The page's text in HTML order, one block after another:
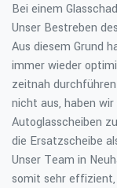
Bei einem
Unser Bestreben
Aus diesem Grund
immer wieder
zeitnah
nicht aus, haben
Autoglasscheiben
die Ersatzscheibe
Unser Team in
somit sehr